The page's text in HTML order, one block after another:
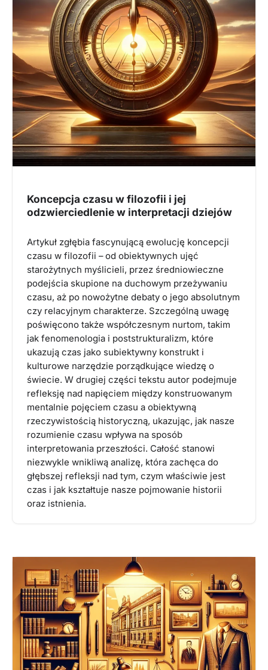
Koncepcja czasu w filozofii i jej
odzwierciedlenie w interpretacji dziejów
Artykuł zgłębia fascynującą ewolucję koncepcji
czasu w filozofii – od obiektywnych ujęć
starożytnych myślicieli, przez średniowieczne
podejścia skupione na duchowym przeżywaniu
czasu, aż po nowożytne debaty o jego absolutnym
czy relacyjnym charakterze. Szczególną uwagę
poświęcono także współczesnym nurtom, takim
jak fenomenologia i poststrukturalizm, które
ukazują czas jako subiektywny konstrukt i
kulturowe narzędzie porządkujące wiedzę o
świecie. W drugiej części tekstu autor podejmuje
refleksję nad napięciem między konstruowanym
mentalnie pojęciem czasu a obiektywną
rzeczywistością historyczną, ukazując, jak nasze
rozumienie czasu wpływa na sposób
interpretowania przeszłości. Całość stanowi
niezwykle wnikliwą analizę, która zachęca do
głębszej refleksji nad tym, czym właściwie jest
czas i jak kształtuje nasze pojmowanie historii
oraz istnienia.